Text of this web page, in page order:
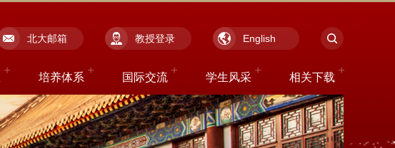
北大邮箱 教授登录 English
培养体系 国际交流 学生风采 相关下载